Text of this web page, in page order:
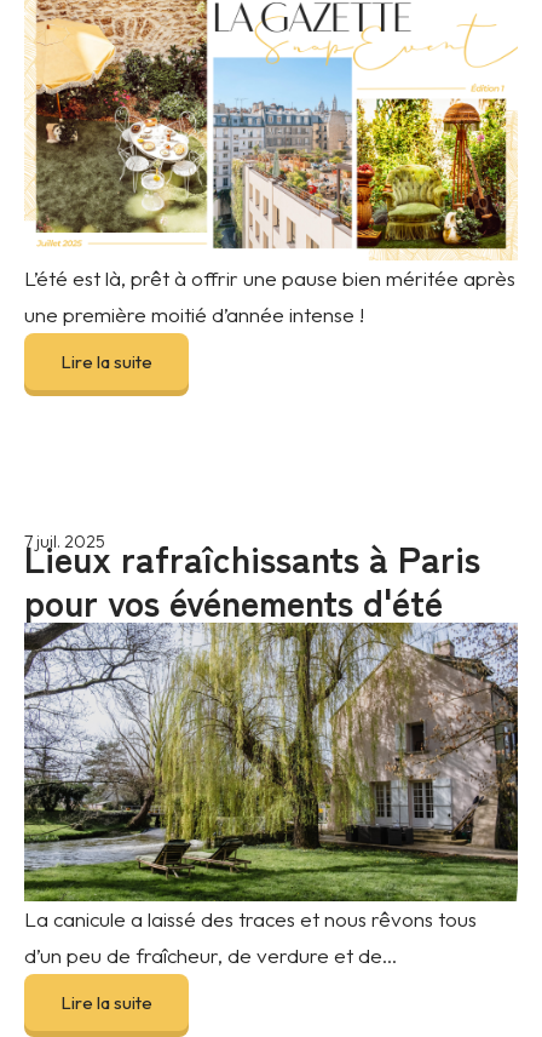
L’été est là, prêt à offrir une pause bien méritée après
une première moitié d’année intense !
Lire la suite
Lieux rafraîchissants à Paris
pour vos événements d'été
7 juil. 2025
La canicule a laissé des traces et nous rêvons tous
d’un peu de fraîcheur, de verdure et de...
Lire la suite